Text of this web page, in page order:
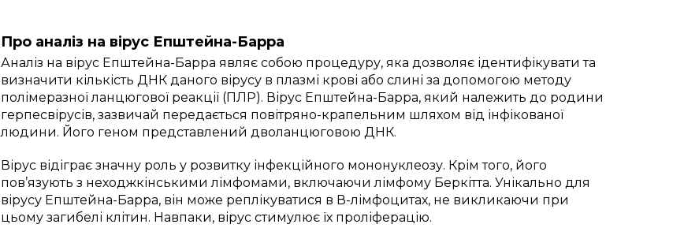
Про аналіз на вірус Епштейна-Барра
Аналіз на вірус Епштейна-Барра являє собою процедуру, яка дозволяє ідентифікувати та
визначити кількість ДНК даного вірусу в плазмі крові або слині за допомогою методу
полімеразної ланцюгової реакції (ПЛР). Вірус Епштейна-Барра, який належить до родини
герпесвірусів, зазвичай передається повітряно-крапельним шляхом від інфікованої
людини. Його геном представлений дволанцюговою ДНК.
Вірус відіграє значну роль у розвитку інфекційного мононуклеозу. Крім того, його
пов’язують з неходжкінськими лімфомами, включаючи лімфому Беркітта. Унікально для
вірусу Епштейна-Барра, він може реплікуватися в В-лімфоцитах, не викликаючи при
цьому загибелі клітин. Навпаки, вірус стимулює їх проліферацію.